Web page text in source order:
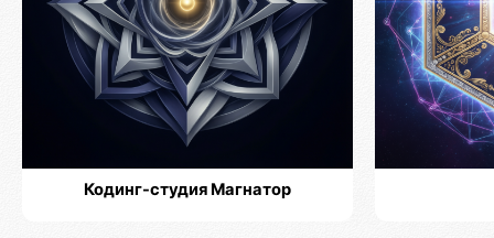
Кодинг-студия Магнатор